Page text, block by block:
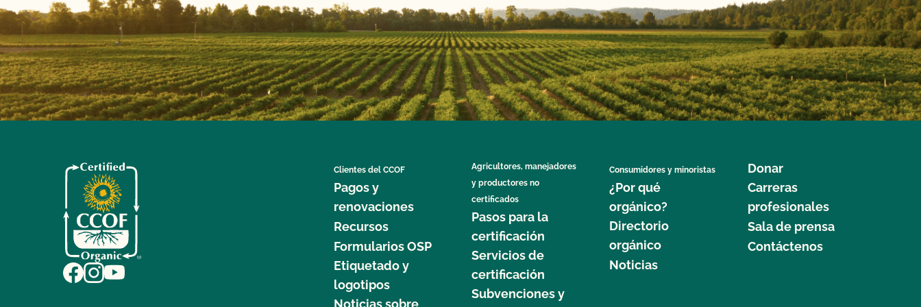
Clientes del CCOF
Pagos y
renovaciones
Recursos
Formularios OSP
Etiquetado y
logotipos
Noticias sobre
Agricultores, manejadores
y productores no
certificados
Pasos para la
certificación
Servicios de
certificación
Subvenciones y
Consumidores y minoristas
¿Por qué
orgánico?
Directorio
orgánico
Noticias
Donar
Carreras
profesionales
Sala de prensa
Contáctenos